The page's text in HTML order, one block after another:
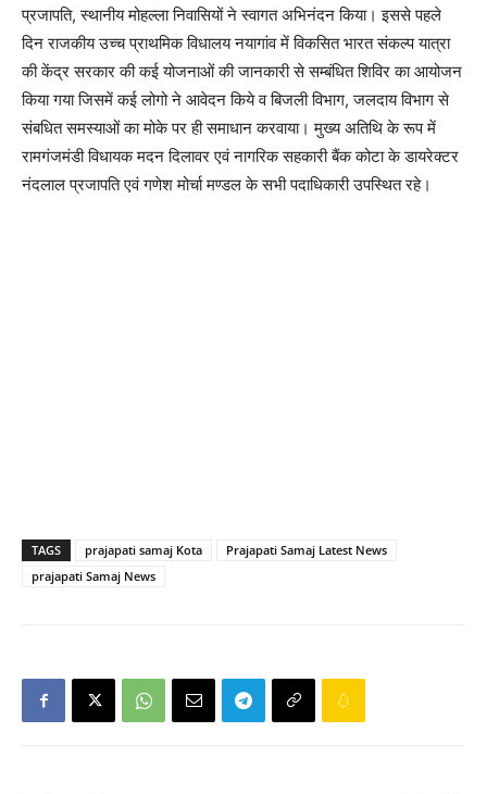
प्रजापति, स्थानीय मोहल्ला निवासियों ने स्वागत अभिनंदन किया। इससे पहले
दिन राजकीय उच्च प्राथमिक विधालय नयागांव में विकसित भारत संकल्प यात्रा
की केंद्र सरकार की कई योजनाओं की जानकारी से सम्बंधित शिविर का आयोजन
किया गया जिसमें कई लोगो ने आवेदन किये व बिजली विभाग, जलदाय विभाग से
संबधित समस्याओं का मोके पर ही समाधान करवाया। मुख्य अतिथि के रूप में
रामगंजमंडी विधायक मदन दिलावर एवं नागरिक सहकारी बैंक कोटा के डायरेक्टर
नंदलाल प्रजापति एवं गणेश मोर्चा मण्डल के सभी पदाधिकारी उपस्थित रहे।
TAGS prajapati samaj Kota
Prajapati Samaj Latest News
prajapati Samaj News